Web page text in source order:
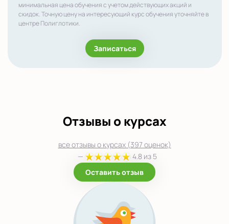
минимальная цена обучения с учетом действующих акций и
скидок. Точную цену на интересующий курс обучения уточняйте в
центре Полиглотики.
Записаться
Отзывы о курсах
все отзывы о курсах (397 оценок)
—
4.8 из 5
Оставить отзыв